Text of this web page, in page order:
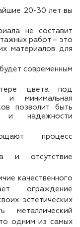
20-30 лет вы
не составит
работ – это
материалов для
современным
цвета под
и минимальная
позволит быть
и надежности
процесс
и отсутствие
качественного
ограждение
эстетических
металлический
одним из самых